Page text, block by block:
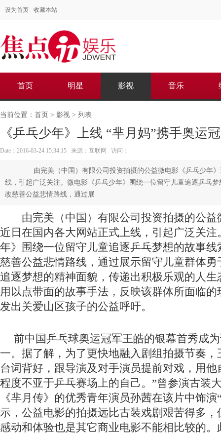
设为首页 收藏本站
首页 明星 影视 音乐
当前位置： 首页 > 影视 > 列表
《乒乓少年》上线 “芈月妈”携手奥运
Date：2016-03-24 15:34:15 来源：互联网 访问：
由完美（中国）有限公司投资拍摄的公益微电影《乒乓少年》
线，引起广泛关注。微电影《乒乓少年》围绕一位留守儿童追逐乒乓
改慈善公益悲情路线，通过展
由完美（中国）有限公司投资拍摄的公益
近日在国内各大网站正式上线，引起广泛关
年》围绕一位留守儿童追逐乒乓梦想的故事
慈善公益悲情路线，通过展示留守儿童群体
追逐梦想的精神面貌，传递出积极乐观的人
用以点带面的故事手法，反映该群体所面临
发出关爱山区孩子的公益呼吁。
前中国乒乓球奥运冠军王皓的银幕首秀成
一。据了解，为了更快地融入剧组拍摄节奏
台词背好，跟导演及对手演员提前对戏，用他
程度不亚于乒乓赛场上的自己。”曾参演古装
《芈月传》的优秀青年演员孙茜在该片中饰
示，公益电影的拍摄远比古装戏剧艰苦得多
感动和体验也是其它商业电影不能相比较的